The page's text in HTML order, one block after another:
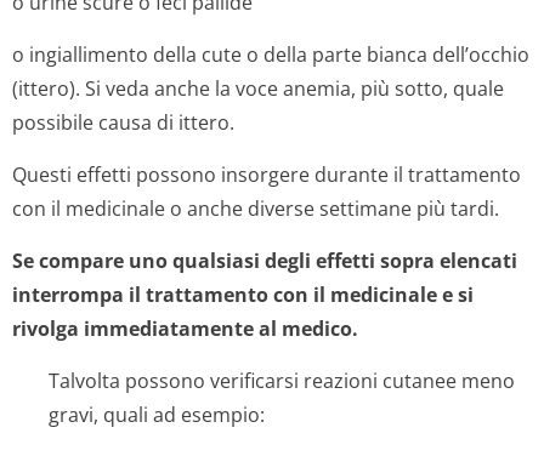
o ingiallimento della cute o della parte bianca dell’occhio
(ittero). Si veda anche la voce anemia, più sotto, quale
possibile causa di ittero.
Questi effetti possono insorgere durante il trattamento
con il medicinale o anche diverse settimane più tardi.
Se compare uno qualsiasi degli effetti sopra elencati
interrompa il trattamento con il medicinale e si
rivolga immediatamente al medico.
Talvolta possono verificarsi reazioni cutanee meno
gravi, quali ad esempio: